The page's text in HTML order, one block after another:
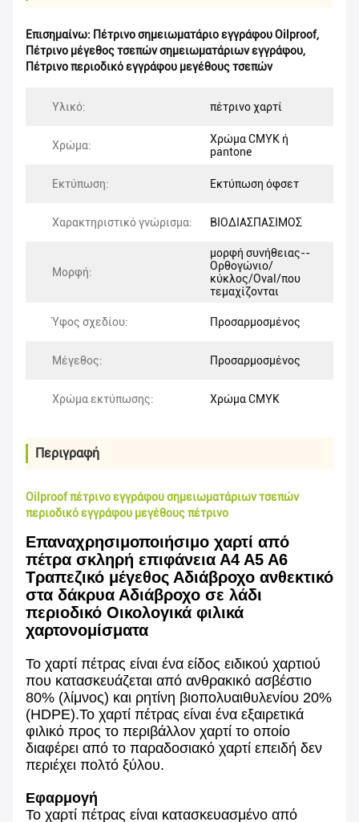
Επισημαίνω: Πέτρινο σημειωματάριο εγγράφου Oilproof,
Πέτρινο μέγεθος τσεπών σημειωματάριων εγγράφου,
Πέτρινο περιοδικό εγγράφου μεγέθους τσεπών
Υλικό: πέτρινο χαρτί
Χρώμα:
Χρώμα CMYK ή
pantone
Εκτύπωση: Εκτύπωση όφσετ
Χαρακτηριστικό γνώρισμα: ΒΙΟΔΙΑΣΠΑΣΙΜΟΣ
Μορφή:
μορφή συνήθειας--
Ορθογώνιο/
κύκλος/Oval/που
τεμαχίζονται
Ύφος σχεδίου: Προσαρμοσμένος
Μέγεθος: Προσαρμοσμένος
Χρώμα εκτύπωσης: Χρώμα CMYK
Περιγραφή
Oilproof πέτρινο εγγράφου σημειωματάριων τσεπών
περιοδικό εγγράφου μεγέθους πέτρινο
Επαναχρησιμοποιήσιμο χαρτί από
πέτρα σκληρή επιφάνεια Α4 Α5 Α6
Τραπεζικό μέγεθος Αδιάβροχο ανθεκτικό
στα δάκρυα Αδιάβροχο σε λάδι
περιοδικό Οικολογικά φιλικά
χαρτονομίσματα
Το χαρτί πέτρας είναι ένα είδος ειδικού χαρτιού
που κατασκευάζεται από ανθρακικό ασβέστιο
80% (λίμνος) και ρητίνη βιοπολυαιθυλενίου 20%
(HDPE).Το χαρτί πέτρας είναι ένα εξαιρετικά
φιλικό προς το περιβάλλον χαρτί το οποίο
διαφέρει από το παραδοσιακό χαρτί επειδή δεν
περιέχει πολτό ξύλου.
Εφαρμογή
Το χαρτί πέτρας είναι κατασκευασμένο από